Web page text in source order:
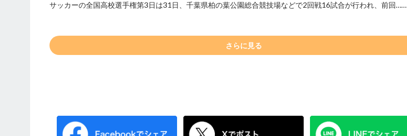
サッカーの全国高校選手権第3日は31日、千葉県柏の葉公園総合競技場などで2回戦16試合が行われ、前回……
さらに見る